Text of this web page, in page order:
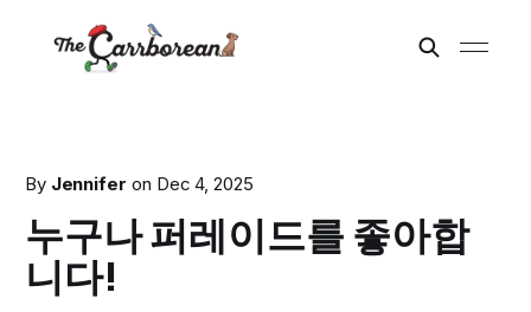
By Jennifer on Dec 4, 2025
누구나 퍼레이드를 좋아합
니다!